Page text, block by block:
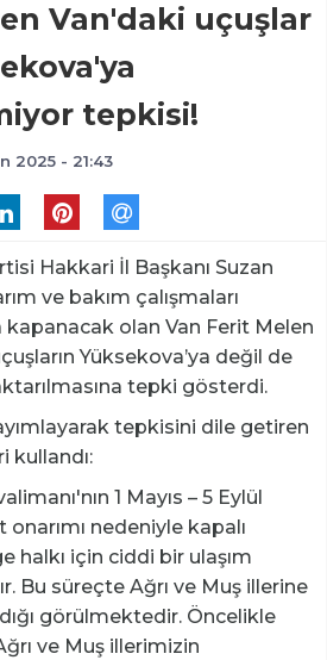
Van'daki uçuşlar
tepkisi!
2025 - 21:43
Hakkari İl Başkanı Suzan
ve bakım çalışmaları
kapanacak olan Van Ferit Melen
Yüksekova’ya değil de
tepki gösterdi.
tepkisini dile getiren
kullandı:
1 Mayıs – 5 Eylül
nedeniyle kapalı
halkı için ciddi bir ulaşım
Bu süreçte Ağrı ve Muş illerine
görülmektedir. Öncelikle
ve Muş illerimizin